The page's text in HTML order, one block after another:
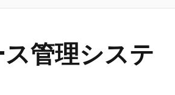
管理システ